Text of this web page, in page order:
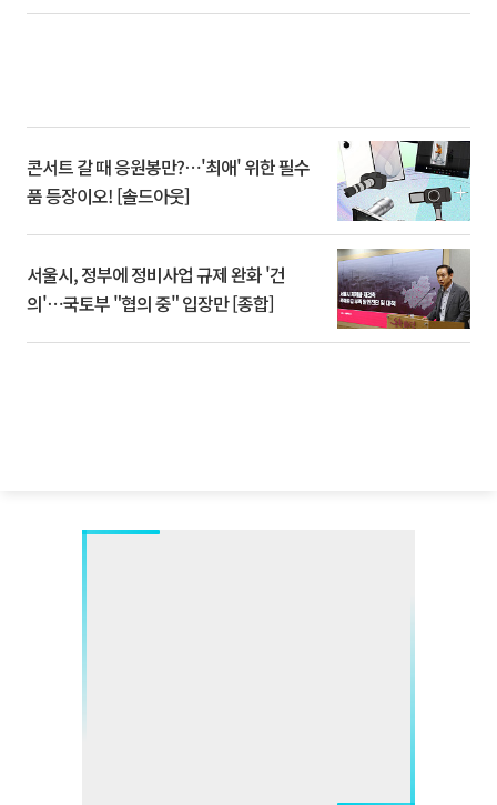
콘서트 갈 때 응원봉만?⋯'최애' 위한 필수
품 등장이오! [솔드아웃]
서울시, 정부에 정비사업 규제 완화 '건
의'⋯국토부 "협의 중" 입장만 [종합]